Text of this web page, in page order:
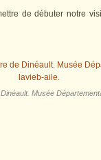
de débuter notre
Musée